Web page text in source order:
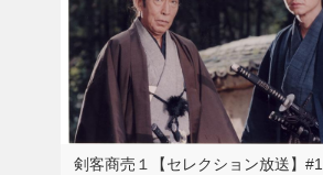
剣客商売１【セレクション放送】#1